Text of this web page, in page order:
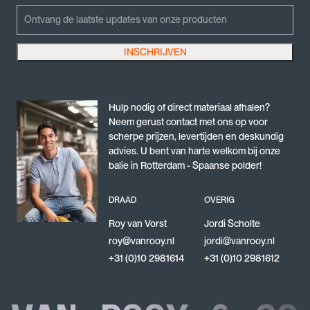
Name
Dit veld is bedoeld voor validatiedoeleinden en moet niet worden gewijzigd.
INSCHRIJVEN
Hulp nodig of direct materiaal afhalen?
Neem gerust contact met ons op voor
scherpe prijzen, levertijden en deskundig
advies. U bent van harte welkom bij onze
balie in Rotterdam - Spaanse polder!
DRAAD
Roy van Vorst
roy@vanrooy.nl
+31 (0)10 2981614
OVERIG
Jordi Scholte
jordi@vanrooy.nl
+31 (0)10 2981612